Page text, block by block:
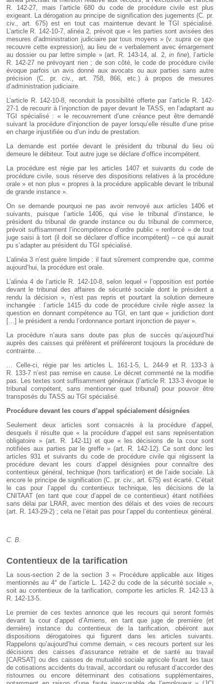
R. 142-27, mais l’article 680 du code de procédure civile est plus
exigeant. La dérogation au principe de signification des jugements (C. pr.
civ., art. 675) est en tout cas maintenue devant le TGI spécialisé.
L’article R. 142-10-7, alinéa 2, prévoit que « les parties sont avisées des
mesures d’administration judiciaire par tous moyens » (v.supra ce que
recouvre cette expression), au lieu de « verbalement avec émargement
au dossier ou par lettre simple » (art. R. 143-14, al. 2,in fine), l’article
R. 142-27 ne prévoyant rien ; de son côté, le code de procédure civile
évoque parfois un avis donné aux avocats ou aux parties sans autre
précision (C. pr. civ., art. 758, 866, etc.) à propos de mesures
d’administration judiciaire.
L’article R. 142-10-8, reconduit la possibilité offerte par l’article R. 142-
27-1 de recourir à l’injonction de payer devant le TASS, en l’adaptant au
TGI spécialisé : « le recouvrement d’une créance peut être demandé
suivant la procédure d’injonction de payer lorsqu’elle résulte d’une prise
en charge injustifiée ou d’un indu de prestation.
La demande est portée devant le président du tribunal du lieu où
demeure le débiteur. Tout autre juge se déclare d’office incompétent.
La procédure est régie par les articles 1407 et suivants du code de
procédure civile, sous réserve des dispositions relatives à la procédure
orale » et non plus « propres à la procédure applicable devant le tribunal
de grande instance ».
On se demande pourquoi ne pas avoir renvoyé aux articles 1406 et
suivants, puisque l’article 1406, qui vise le tribunal d’instance, le
président du tribunal de grande instance ou du tribunal de commerce,
prévoit suffisamment l’incompétence d’ordre public « renforcé » de tout
juge saisi à tort (il doit se déclarer d’office incompétent) – ce qui aurait
pu s’adapter au président du TGI spécialisé.
L’alinéa 3 n’est guère limpide : il faut sûrement comprendre que, comme
aujourd’hui, la procédure est orale.
L’alinéa 4 de l’article R. 142-10-8, selon lequel « l’opposition est portée
devant le tribunal des affaires de sécurité sociale dont le président a
rendu la décision », n’est pas repris et pourtant la solution demeure
inchangée : l’article 1415 du code de procédure civile règle assez la
question en donnant compétence au TGI, en tant que « juridiction dont
[…] le président a rendu l’ordonnance portant injonction de payer ».
La procédure n’aura sans doute pas plus de succès qu’aujourd’hui
auprès des caisses qui préfèrent et préféreront toujours la procédure de
contrainte…
… Celle-ci, régie par les articles L. 161-1-5, L. 244-9 et R. 133-3 à
R. 133-7 n’est pas remise en cause. Le décret commenté ne la modifie
pas. Les textes sont suffisamment généraux (l’article R. 133-3 évoque le
tribunal compétent, sans mentionner quel tribunal) pour pouvoir être
transposés du TASS au TGI spécialisé.
Procédure devant les cours d’appel spécialement désignées
Seulement deux articles sont consacrés à la procédure d’appel,
desquels il résulte que « la procédure d’appel est sans représentation
obligatoire » (art. R. 142-11) et que « les décisions de la cour sont
notifiées aux parties par le greffe » (art. R. 142-12). Ce sont donc les
articles 931 et suivants du code de procédure civile qui régissent la
procédure devant les cours d’appel désignées pour connaître des
contentieux général, technique (hors tarification) et de l’aide sociale. Là
encore le principe de signification (C. pr. civ., art. 675) est écarté. C’était
le cas pour l’appel du contentieux technique, les décisions de la
CNITAAT (en tant que cour d’appel de ce contentieux) étant notifiées
sans délai par LRAR, avec mention des délais et des voies de recours
(art. R. 143-29-2) ; cela ne l’était pas pour l’appel du contentieux général.
C. B.
Contentieux de la tarification
La sous-section 2 de la section 3 « Procédure applicable aux litiges
mentionnés au 4° de l’article L. 142-2 du code de la sécurité sociale »,
soit au contentieux de la tarification, comporte les articles R. 142-13 à
R. 142-13-5.
Le premier de ces textes annonce que les recours qui seront formés
devant la cour d’appel d’Amiens, en tant que juge de première (et
dernière) instance du contentieux de la tarification, obéiront aux
dispositions dérogatoires qui figurent dans les articles suivants.
Rappelons qu’aujourd’hui comme demain, « ces recours portent sur les
décisions des caisses d’assurance retraite et de santé au travail
[CARSAT] ou des caisses de mutualité sociale agricole fixant les taux
de cotisations accidents du travail, accordant ou refusant d’accorder des
ristournes ou encore déterminant des cotisations supplémentaires,